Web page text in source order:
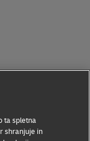
ta spletna
shranjuje in